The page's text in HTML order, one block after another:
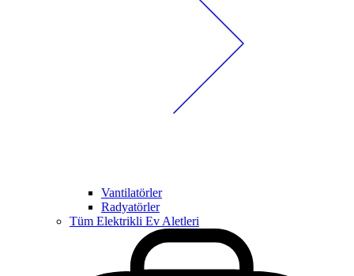
Vantilatörler
Radyatörler
Tüm Elektrikli Ev Aletleri